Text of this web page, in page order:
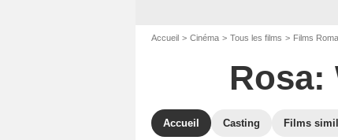
Accueil Cinéma Tous les films Films
Rosa:
Accueil Casting Films